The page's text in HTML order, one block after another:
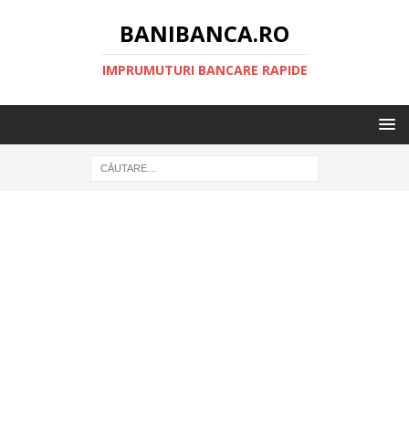
BANIBANCA.RO
IMPRUMUTURI BANCARE RAPIDE